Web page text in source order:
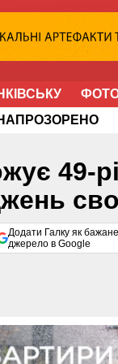
49-
Додати Галку як бажане
джерело в Google